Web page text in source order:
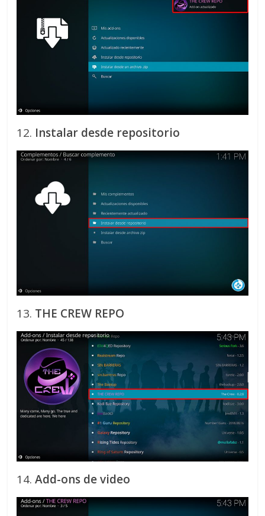
12. Instalar desde repositorio
13. THE CREW REPO
14.Add-ons de video